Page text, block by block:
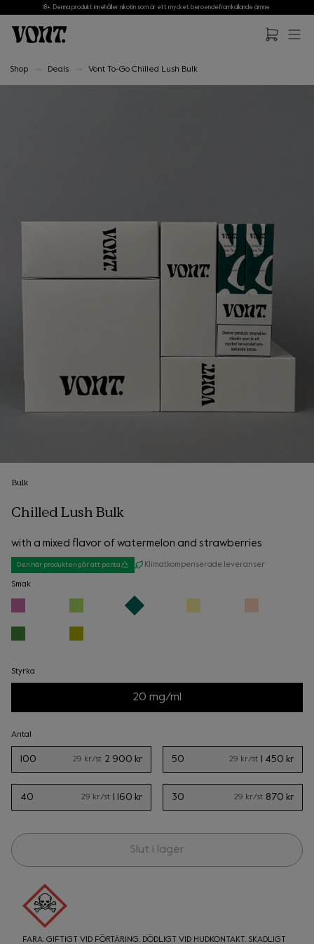
Hoppa till huvudinnehåll
18+. Denna produkt innehåller nikotin som är ett mycket beroendeframkallande ämne.
Shop Deals Vont To-Go Chilled Lush Bulk
Bulk
Chilled Lush Bulk
with a mixed flavor of watermelon and strawberries
Den här produkten går att panta Klimatkompenserade leveranser
Smak
Styrka
20 mg/ml
Antal
100 2 900 kr
29 kr/st 50 1 450 kr
29 kr/st
40 1 160 kr
29 kr/st 30 870 kr
29 kr/st
Slut i lager
FARA: GIFTIGT VID FÖRTÄRING. DÖDLIGT VID HUDKONTAKT. SKADLIGT